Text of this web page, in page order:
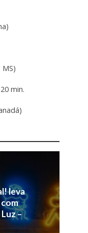
MS)
min.
leva
–